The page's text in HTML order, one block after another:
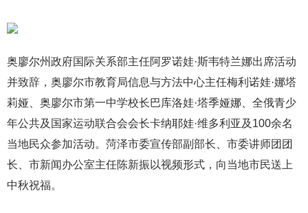
奥廖尔州政府国际关系部主任阿罗诺娃·斯韦特兰娜出席活动
并致辞，奥廖尔市教育局信息与方法中心主任梅利诺娃·娜塔
莉娅、奥廖尔市第一中学校长巴库洛娃·塔季娅娜、全俄青少
年公共及国家运动联合会会长卡纳耶娃·维多利亚及100余名
当地民众参加活动。菏泽市委宣传部副部长、市委讲师团团
长、市新闻办公室主任陈新振以视频形式，向当地市民送上
中秋祝福。